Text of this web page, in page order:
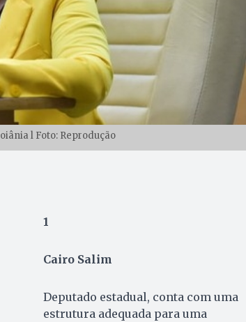
l Foto: Reprodução
1
Cairo Salim
Deputado estadual, conta com uma
estrutura adequada para uma